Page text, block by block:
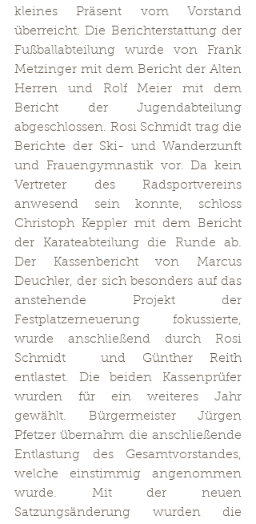
kleines Präsent vom Vorstand
überreicht. Die Berichterstattung der
Fußballabteilung wurde von Frank
Metzinger mit dem Bericht der Alten
Herren und Rolf Meier mit dem
Bericht der Jugendabteilung
abgeschlossen. Rosi Schmidt trag die
Berichte der Ski- und Wanderzunft
und Frauengymnastik vor. Da kein
Vertreter des Radsportvereins
anwesend sein konnte, schloss
Christoph Keppler mit dem Bericht
der Karateabteilung die Runde ab.
Der Kassenbericht von Marcus
Deuchler, der sich besonders auf das
anstehende Projekt der
Festplatzerneuerung fokussierte,
wurde anschließend durch Rosi
Schmidt  und Günther Reith
entlastet. Die beiden Kassenprüfer
wurden für ein weiteres Jahr
gewählt. Bürgermeister Jürgen
Pfetzer übernahm die anschließende
Entlastung des Gesamtvorstandes,
welche einstimmig angenommen
wurde. Mit der neuen
Satzungsänderung wurden die